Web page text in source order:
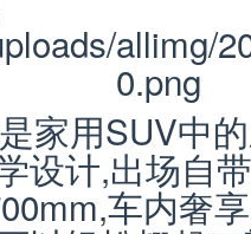
家用SUV中
设计,出场自
车内奢